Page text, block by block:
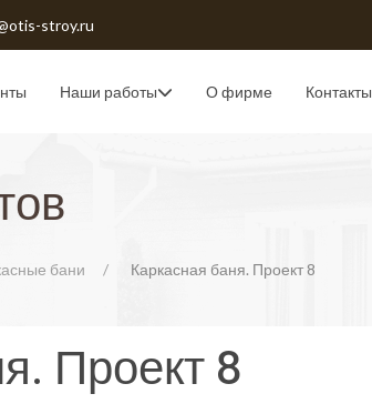
stroy.ru
Наши работы О фирме Контакты
бани Каркасная баня. Проект 8
Проект 8